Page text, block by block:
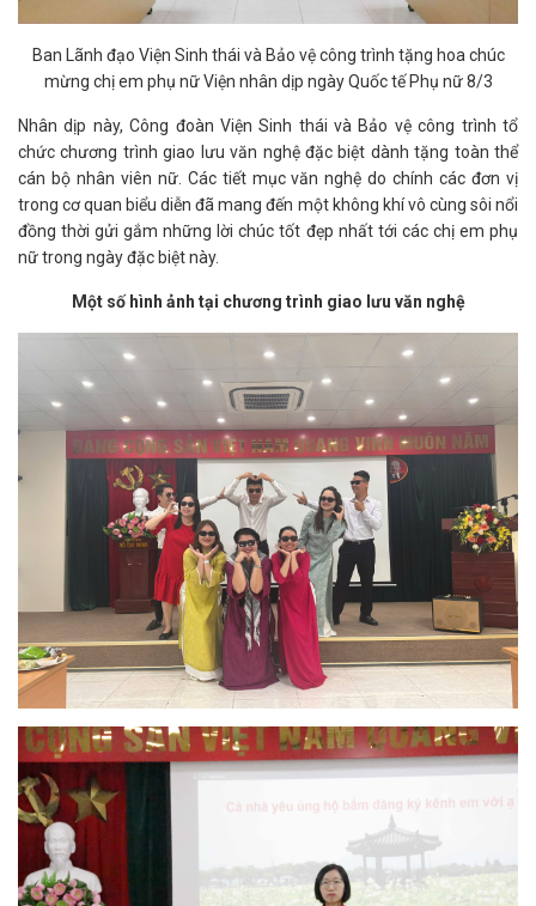
Ban Lãnh đạo Viện Sinh thái và Bảo vệ công trình tặng hoa chúc
mừng chị em phụ nữ Viện nhân dịp ngày Quốc tế Phụ nữ 8/3
Nhân dịp này, Công đoàn Viện Sinh thái và Bảo vệ công trình tổ
chức chương trình giao lưu văn nghệ đặc biệt dành tặng toàn thể
cán bộ nhân viên nữ. Các tiết mục văn nghệ do chính các đơn vị
trong cơ quan biểu diễn đã mang đến một không khí vô cùng sôi nổi
đồng thời gửi gắm những lời chúc tốt đẹp nhất tới các chị em phụ
nữ trong ngày đặc biệt này.
Một số hình ảnh tại chương trình giao lưu văn nghệ